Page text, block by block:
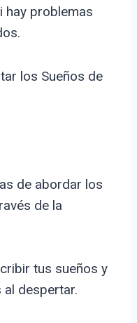
hay problemas
los Sueños de
de abordar los
de la
tus sueños y
al despertar.